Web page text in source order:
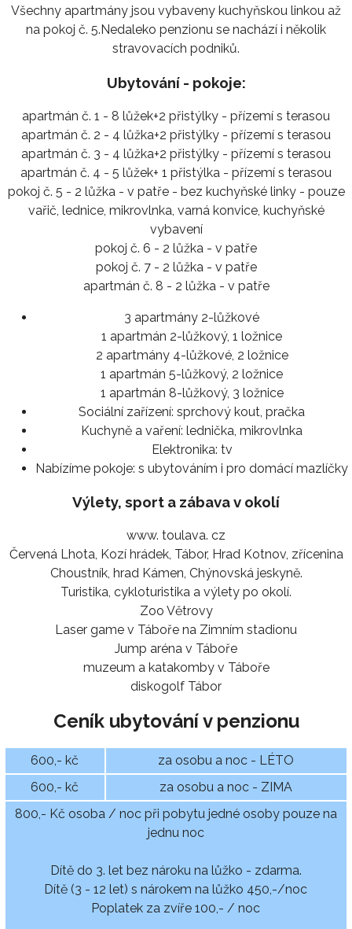
Všechny apartmány jsou vybaveny kuchyňskou linkou až
na pokoj č. 5.Nedaleko penzionu se nachází i několik
stravovacích podniků.
Ubytování - pokoje:
apartmán č. 1 - 8 lůžek+2 přistýlky - přízemí s terasou
apartmán č. 2 - 4 lůžka+2 přistýlky - přízemí s terasou
apartmán č. 3 - 4 lůžka+2 přistýlky - přízemí s terasou
apartmán č. 4 - 5 lůžek+ 1 přistýlka - přízemí s terasou
pokoj č. 5 - 2 lůžka - v patře - bez kuchyňské linky - pouze
vařič, lednice, mikrovlnka, varná konvice, kuchyňské
vybavení
pokoj č. 6 - 2 lůžka - v patře
pokoj č. 7 - 2 lůžka - v patře
apartmán č. 8 - 2 lůžka - v patře
3 apartmány 2-lůžkové
1 apartmán 2-lůžkový, 1 ložnice
2 apartmány 4-lůžkové, 2 ložnice
1 apartmán 5-lůžkový, 2 ložnice
1 apartmán 8-lůžkový, 3 ložnice
Sociální zařízení: sprchový kout, pračka
Kuchyně a vaření: lednička, mikrovlnka
Elektronika: tv
Nabízíme pokoje: s ubytováním i pro domácí mazlíčky
Výlety, sport a zábava v okolí
www. toulava. cz
Červená Lhota, Kozí hrádek, Tábor, Hrad Kotnov, zřícenina
Choustník, hrad Kámen, Chýnovská jeskyně.
Turistika, cykloturistika a výlety po okolí.
Zoo Větrovy
Laser game v Táboře na Zimním stadionu
Jump aréna v Táboře
muzeum a katakomby v Táboře
diskogolf Tábor
Ceník ubytování v penzionu
600,- kč
za osobu a noc - LÉTO
600,- kč
za osobu a noc - ZIMA
800,- Kč osoba / noc při pobytu jedné osoby pouze na
jednu noc
Dítě do 3. let bez nároku na lůžko - zdarma.
Dítě (3 - 12 let) s nárokem na lůžko 450,-/noc
Poplatek za zvíře 100,- / noc